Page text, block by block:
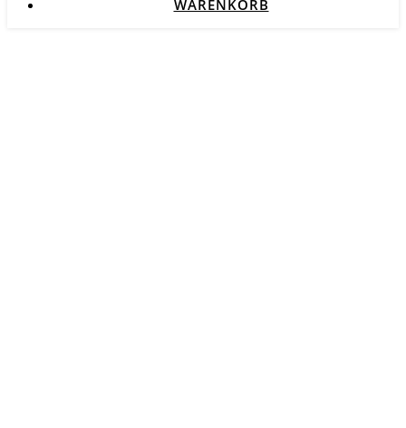
WARENKORB